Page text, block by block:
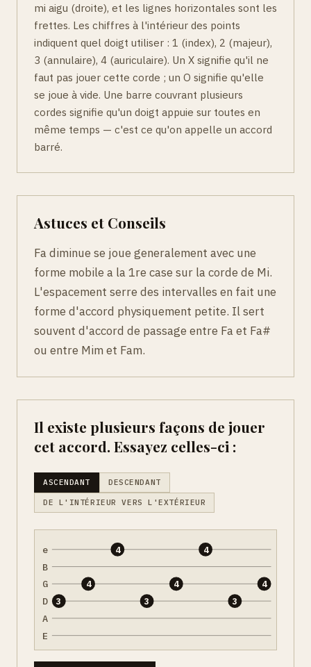
mi aigu (droite), et les lignes horizontales sont les
frettes. Les chiffres à l'intérieur des points
indiquent quel doigt utiliser : 1 (index), 2 (majeur),
3 (annulaire), 4 (auriculaire). Un X signifie qu'il ne
faut pas jouer cette corde ; un O signifie qu'elle
se joue à vide. Une barre couvrant plusieurs
cordes signifie qu'un doigt appuie sur toutes en
même temps — c'est ce qu'on appelle un accord
barré.
Astuces et Conseils
Fa diminue se joue generalement avec une
forme mobile a la 1re case sur la corde de Mi.
L'espacement serre des intervalles en fait une
forme d'accord physiquement petite. Il sert
souvent d'accord de passage entre Fa et Fa#
ou entre Mim et Fam.
Il existe plusieurs façons de jouer
cet accord. Essayez celles-ci :
ASCENDANT DESCENDANT
DE L'INTÉRIEUR VERS L'EXTÉRIEUR
e
B
G
D
A
E
3
4
4
3
4
4
3
4